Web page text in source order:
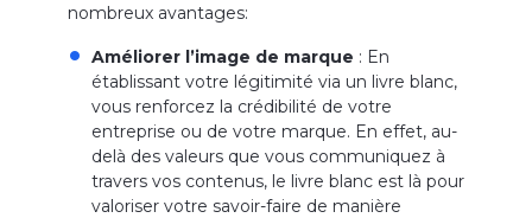
nombreux avantages:
Améliorer l’image de marque : En
établissant votre légitimité via un livre blanc,
vous renforcez la crédibilité de votre
entreprise ou de votre marque. En effet, au-
delà des valeurs que vous communiquez à
travers vos contenus, le livre blanc est là pour
valoriser votre savoir-faire de manière